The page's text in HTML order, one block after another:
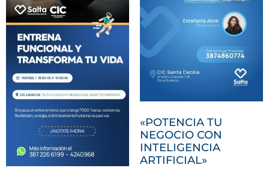
«POTENCIA TU
NEGOCIO CON
INTELIGENCIA
ARTIFICIAL»